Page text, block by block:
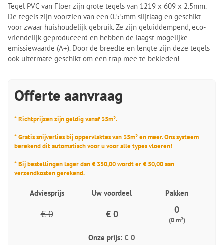
Tegel PVC van Floer zijn grote tegels van 1219 x 609 x 2.5mm.
De tegels zijn voorzien van een 0.55mm slijtlaag en geschikt
voor zwaar huishoudelijk gebruik. Ze zijn geluiddempend, eco-
vriendelijk geproduceerd en hebben de laagst mogelijke
emissiewaarde (A+). Door de breedte en lengte zijn deze tegels
ook uitermate geschikt om een trap mee te bekleden!
Offerte aanvraag
* Richtprijzen zijn geldig vanaf 35m².
* Gratis snijverlies bij oppervlaktes van 35m² en meer. Ons systeem
berekend dit automatisch voor u voor alle types vloeren!
* Bij bestellingen lager dan € 350,00 wordt er € 50,00 aan
verzendkosten gerekend.
Adviesprijs Uw voordeel Pakken
€ 0 € 0 0
(0 m²)
Onze prijs: € 0